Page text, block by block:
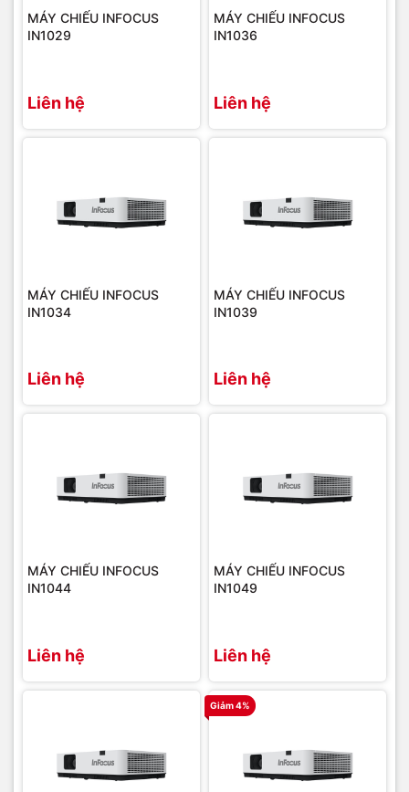
MÁY CHIẾU INFOCUS
IN1029
Liên hệ
MÁY CHIẾU INFOCUS
IN1036
Liên hệ
MÁY CHIẾU INFOCUS
IN1034
Liên hệ
MÁY CHIẾU INFOCUS
IN1039
Liên hệ
MÁY CHIẾU INFOCUS
IN1044
Liên hệ
MÁY CHIẾU INFOCUS
IN1049
Liên hệ
Giảm 4%